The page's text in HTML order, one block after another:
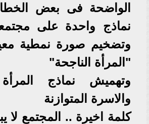
الواضحة فى بعض
نماذج واحدة على
وتضخيم صورة نمطية
"المرأة الناجحة"
وتهميش نماذج
والاسرة المتوازنة
كلمة اخيرة .. المجتمع لا